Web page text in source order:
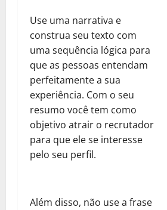
Use uma narrativa e
construa seu texto com
uma sequência lógica para
que as pessoas entendam
perfeitamente a sua
experiência. Com o seu
resumo você tem como
objetivo atrair o recrutador
para que ele se interesse
pelo seu perfil.
Além disso, não use a frase